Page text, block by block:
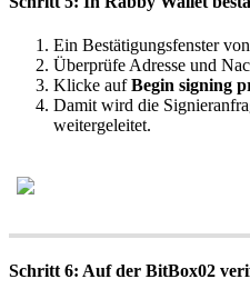
Ein Bestätigungsfenster
Überprüfe Adresse und
Klicke aufBegin signing
Damit wird die
weitergeleitet.
Schritt 6: Auf der BitBox02